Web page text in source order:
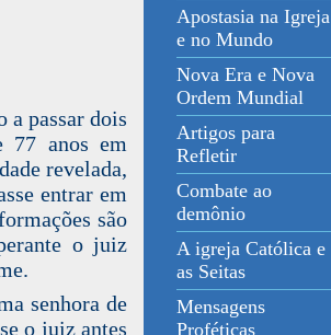
a passar dois
77 anos em
revelada,
entrar em
são
o juiz
senhora de
o juiz antes
Apostasia na Igreja
e no Mundo
Nova Era e Nova
Ordem Mundial
Artigos para
Refletir
Combate ao
demônio
A igreja Católica e
as Seitas
Mensagens
Proféticas